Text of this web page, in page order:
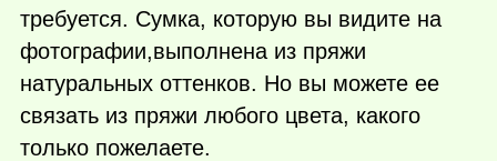
требуется. Сумка, которую вы видите на
фотографии,выполнена из пряжи
натуральных оттенков. Но вы можете ее
связать из пряжи любого цвета, какого
только пожелаете.